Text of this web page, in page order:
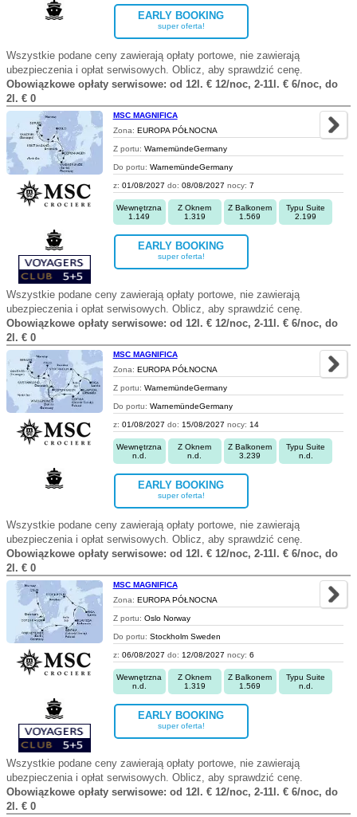
EARLY BOOKING
super oferta!
Wszystkie podane ceny zawierają opłaty portowe, nie zawierają
ubezpieczenia i opłat serwisowych. Oblicz, aby sprawdzić cenę.
Obowiązkowe opłaty serwisowe: od 12l. € 12/noc, 2-11l. € 6/noc, do
2l. € 0
MSC MAGNIFICA
Zona: EUROPA PÓŁNOCNA
Z portu: WarnemündeGermany
Do portu: WarnemündeGermany
z: 01/08/2027 do: 08/08/2027 nocy: 7
Wewnętrzna
1.149
Z Oknem
1.319
Z Balkonem
1.569
Typu Suite
2.199
EARLY BOOKING
super oferta!
Wszystkie podane ceny zawierają opłaty portowe, nie zawierają
ubezpieczenia i opłat serwisowych. Oblicz, aby sprawdzić cenę.
Obowiązkowe opłaty serwisowe: od 12l. € 12/noc, 2-11l. € 6/noc, do
2l. € 0
MSC MAGNIFICA
Zona: EUROPA PÓŁNOCNA
Z portu: WarnemündeGermany
Do portu: WarnemündeGermany
z: 01/08/2027 do: 15/08/2027 nocy: 14
Wewnętrzna
n.d.
Z Oknem
n.d.
Z Balkonem
3.239
Typu Suite
n.d.
EARLY BOOKING
super oferta!
Wszystkie podane ceny zawierają opłaty portowe, nie zawierają
ubezpieczenia i opłat serwisowych. Oblicz, aby sprawdzić cenę.
Obowiązkowe opłaty serwisowe: od 12l. € 12/noc, 2-11l. € 6/noc, do
2l. € 0
MSC MAGNIFICA
Zona: EUROPA PÓŁNOCNA
Z portu: Oslo Norway
Do portu: Stockholm Sweden
z: 06/08/2027 do: 12/08/2027 nocy: 6
Wewnętrzna
n.d.
Z Oknem
1.319
Z Balkonem
1.569
Typu Suite
n.d.
EARLY BOOKING
super oferta!
Wszystkie podane ceny zawierają opłaty portowe, nie zawierają
ubezpieczenia i opłat serwisowych. Oblicz, aby sprawdzić cenę.
Obowiązkowe opłaty serwisowe: od 12l. € 12/noc, 2-11l. € 6/noc, do
2l. € 0